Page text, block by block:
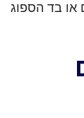
או בד הספוג